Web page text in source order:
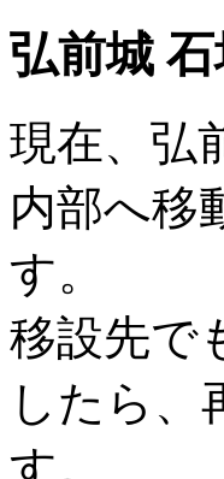
弘前城
現在、弘
内部へ移
す。
移設先で
したら、
す。